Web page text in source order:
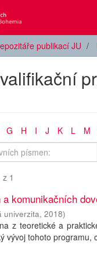
publikací JU
G H I J K L M
1
komunikačních
univerzita, 2018)
z teoretické a
vývoj tohoto